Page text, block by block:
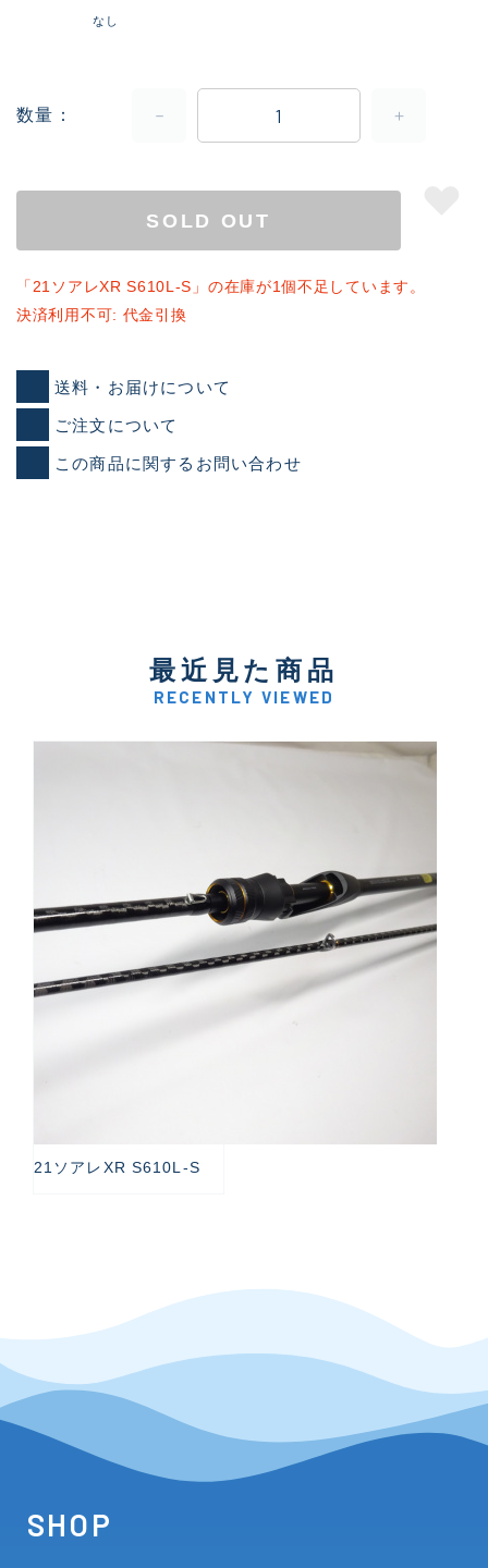
なし
数量
SOLD OUT
「21ソアレXR S610L-S」の在庫が1個不足しています。
決済利用不可: 代金引換
送料・お届けについて
ご注文について
この商品に関するお問い合わせ
最近見た商品
RECENTLY VIEWED
21ソアレXR S610L-S
SHOP